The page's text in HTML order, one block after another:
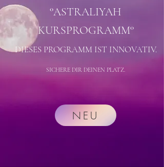
°ASTRALIYAH
KURSPROGRAMM°
DIESES PROGRAMM IST INNOVATIV.
SICHERE DIR DEINEN PLATZ.
NEU